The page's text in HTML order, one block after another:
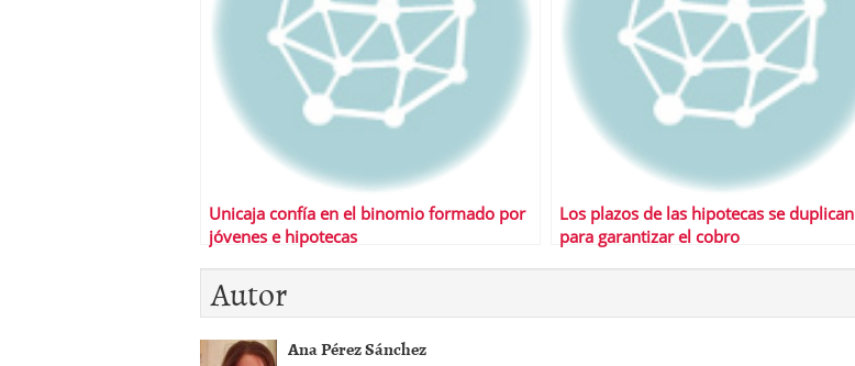
Unicaja confía en el binomio formado por
jóvenes e hipotecas
Los plazos de las hipotecas se duplican
para garantizar el cobro
Autor
Ana Pérez Sánchez